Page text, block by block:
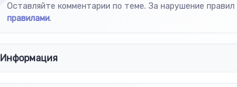
Оставляйте комментарии по теме. За нарушение
правилами.
Информация